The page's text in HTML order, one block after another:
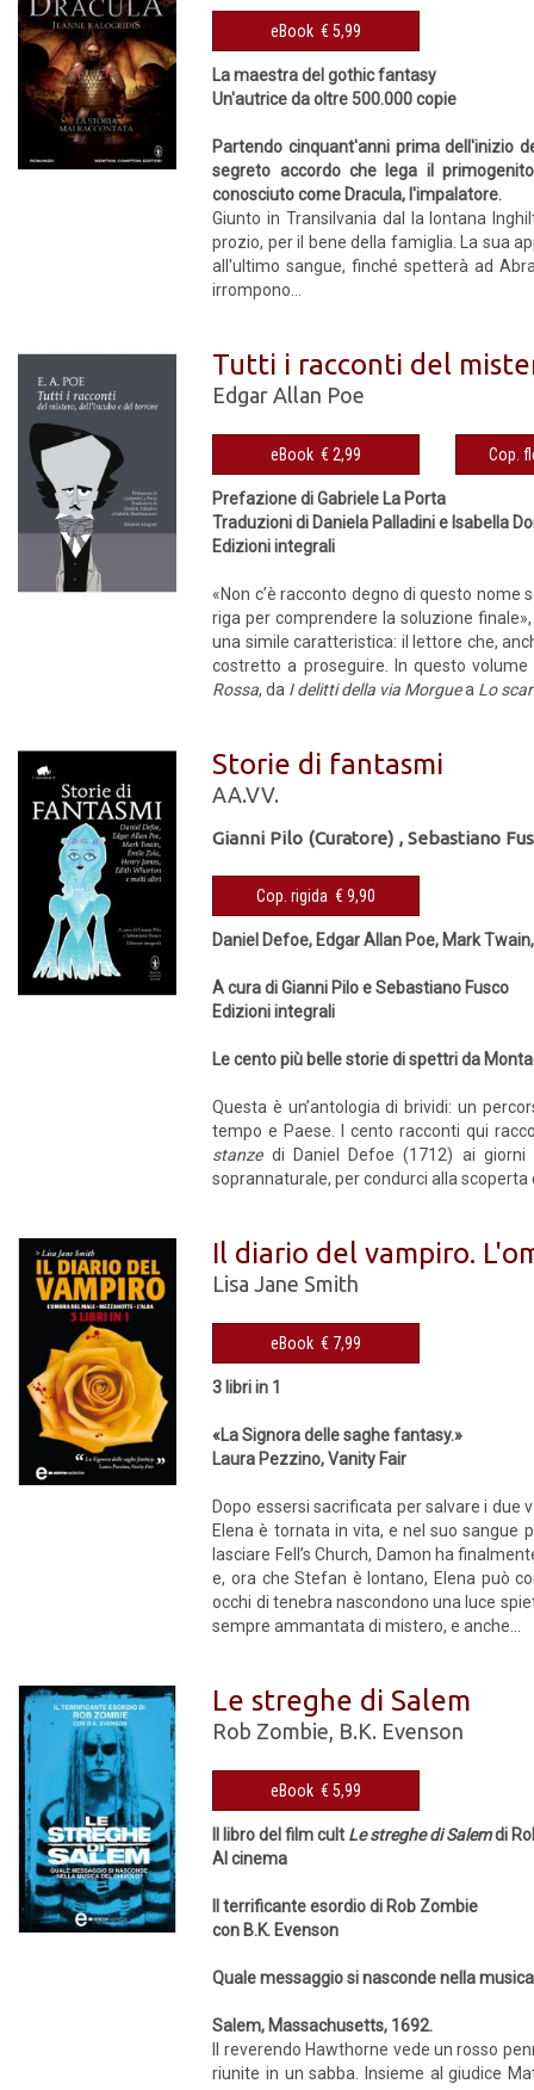
eBook € 5,99
La maestra del gothic fantasy
Un'autrice da oltre 500.000 copie
Partendo cinquant'anni prima dell'inizio
segreto accordo che lega il
conosciuto come Dracula, l'impalatore.
Giunto in Transilvania dal la lontana
prozio, per il bene della famiglia. La sua
all'ultimo sangue, finché spetterà ad
irrompono...
Tutti i racconti del
Edgar Allan Poe
eBook € 2,99
Prefazione di Gabriele La Porta
Traduzioni di Daniela Palladini e Isabella
Edizioni integrali
«Non c’è racconto degno di questo nome
riga per comprendere la soluzione
una simile caratteristica: il lettore che,
costretto a proseguire. In questo
Rossa, da I delitti della via Morguea Lo
Storie di fantasmi
AA.VV.
Gianni Pilo (Curatore) ,Sebastiano
Cop. rigida € 9,90
Daniel Defoe, Edgar Allan Poe, Mark
A cura di Gianni Pilo e Sebastiano Fusco
Edizioni integrali
Le cento più belle storie di spettri da
Questa è un’antologia di brividi: un
tempo e Paese. I cento racconti qui
stanzedi Daniel Defoe (1712) ai giorni
soprannaturale, per condurci alla
Il diario del vampiro.
Lisa Jane Smith
eBook € 7,99
3 libri in 1
«La Signora delle saghe fantasy.»
Laura Pezzino, Vanity Fair
Dopo essersi sacrificata per salvare i due
Elena è tornata in vita, e nel suo sangue
lasciare Fell’s Church, Damon ha
e, ora che Stefan è lontano, Elena può
occhi di tenebra nascondono una luce
sempre ammantata di mistero, e anche...
Le streghe di Salem
Rob Zombie, B.K. Evenson
eBook € 5,99
Il libro del film cult Le streghe di Salemdi
Al cinema
Il terrificante esordio di Rob Zombie
con B.K. Evenson
Quale messaggio si nasconde nella
Salem, Massachusetts, 1692.
Il reverendo Hawthorne vede un rosso
riunite in un sabba. Insieme al giudice